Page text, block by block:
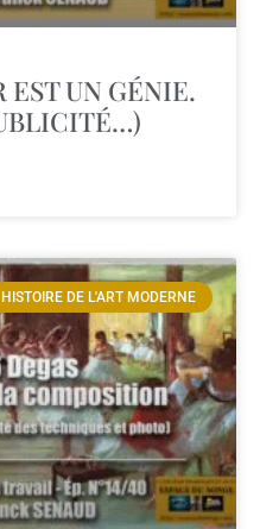
EST UN GÉNIE.
HISTOIRE DE L'ART MODERNE